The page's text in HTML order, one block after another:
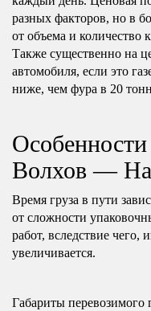
разных факторов, но в
от объема и количество
Также существенно на
автомобиля, если это
ниже, чем фура в 20
Особенности
Волхов —
Время груза в пути
от сложности
работ, вследствие чего,
увеличивается.
Габариты перевозимого